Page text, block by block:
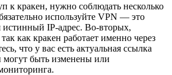
к кракен, нужно соблюдать несколько
используйте VPN — это
истинный IP-адрес. Во-вторых,
так как кракен работает именно через
что у вас есть актуальная ссылка
могут быть изменены или